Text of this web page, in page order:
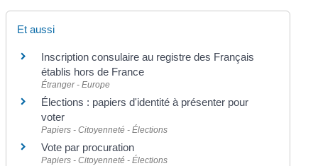
Et aussi
Inscription consulaire au registre des Français
établis hors de France
Étranger - Europe
Élections : papiers d'identité à présenter pour
voter
Papiers - Citoyenneté - Élections
Vote par procuration
Papiers - Citoyenneté - Élections